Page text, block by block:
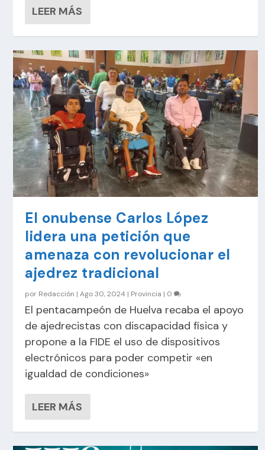
LEER MÁS
El onubense Carlos López
lidera una petición que
amenaza con revolucionar el
ajedrez tradicional
por Redacción |Ago 30, 2024 | Provincia | 0
El pentacampeón de Huelva recaba el apoyo
de ajedrecistas con discapacidad física y
propone a la FIDE el uso de dispositivos
electrónicos para poder competir «en
igualdad de condiciones»
LEER MÁS